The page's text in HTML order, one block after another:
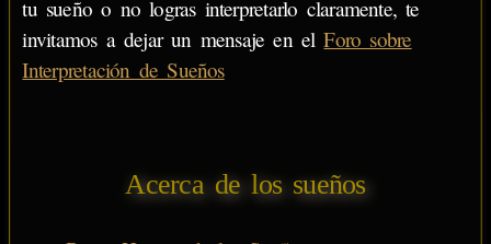
tu sueño o no logras interpretarlo claramente, te
invitamos a dejar un mensaje en elForo sobre
Interpretación de Sueños
Acerca de los sueños